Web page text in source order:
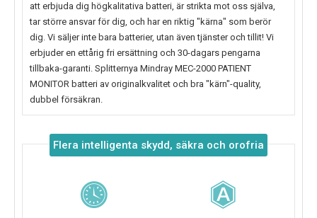
att erbjuda dig högkalitativa batteri, är strikta mot oss själva,
tar större ansvar för dig, och har en riktig "kärna" som berör
dig. Vi säljer inte bara batterier, utan även tjänster och tillit! Vi
erbjuder en ettårig fri ersättning och 30-dagars pengarna
tillbaka-garanti. Splitternya Mindray MEC-2000 PATIENT
MONITOR batteri av originalkvalitet och bra "kärn"-quality,
dubbel försäkran.
Flera intelligenta skydd, säkra och orofria